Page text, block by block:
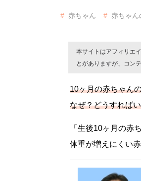
赤ちゃん
赤ちゃん
本サイトはアフィリエ
とがありますが、コン
10ヶ月の赤ちゃん
なぜ？どうすれば
「生後10ヶ月の赤
体重が増えにくい